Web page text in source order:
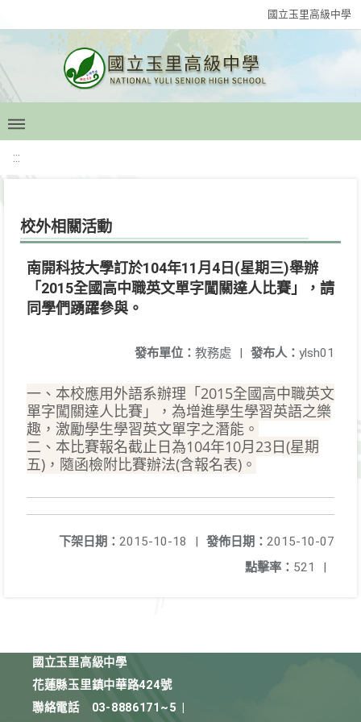
國立玉里高級中學
:::
校外相關活動
南開科技大學訂於104年11月4日(星期三)舉辦
「2015全國高中職英文單字闖關達人比賽」，請
同學們踴躍參與。
發布人： ylsh01
發布單位： 教務處 |
一、本校應用外語系辦理「2015全國高中職英文
單字闖關達人比賽」，為增進學生學習英語之樂
趣，激勵學生學習英文單字之潛能。
二、本比賽報名截止日為104年10月23日(星期
五)，隨函檢附比賽辦法(含報名表)。
發佈日期： 2015-10-07
下架日期： 2015-10-18
|
點擊率： 521 |
國立玉里高級中學
花蓮縣玉里鎮中華路424號
聯絡電話
03-8886171~5